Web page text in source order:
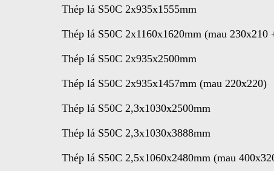
Thép lá S50C 2x935x1555mm
Thép lá S50C 2x1160x1620mm (mau 230x210
Thép lá S50C 2x935x2500mm
Thép lá S50C 2x935x1457mm (mau 220x220)
Thép lá S50C 2,3x1030x2500mm
Thép lá S50C 2,3x1030x3888mm
Thép lá S50C 2,5x1060x2480mm (mau